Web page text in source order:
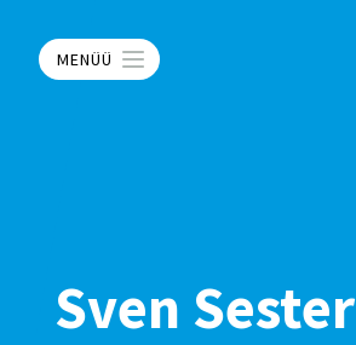
MENÜÜ
Sven Sester